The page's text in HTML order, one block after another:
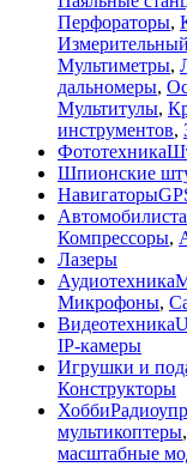
Перфораторы,
Мультиметры,
дальномеры,
Мультитулы,
инструментов,
Фототехника
Шпионские
Навигаторы
Компрессоры,
Лазеры
Аудиотехника
Микрофоны,
Видеотехника
IP-камеры
Игрушки и
Конструкторы
Хобби
мультикоптеры,
масштабные